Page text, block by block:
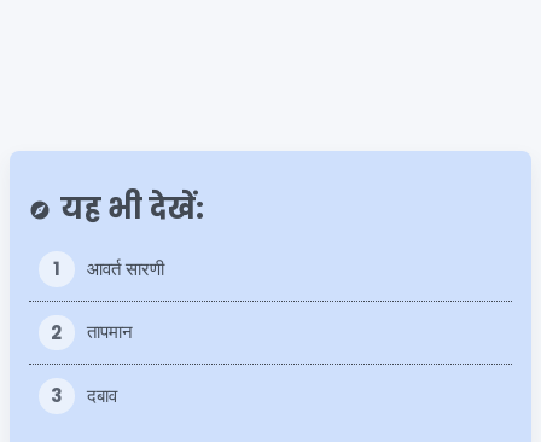
explore यह भी देखें:
1 आवर्त सारणी
2 तापमान
3 दबाव